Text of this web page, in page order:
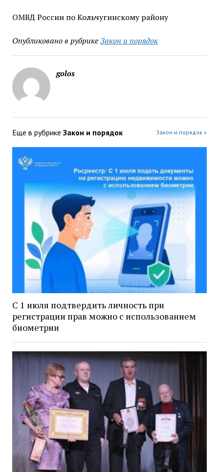
ОМВД России по Кольчугинскому району
Опубликовано в рубрикеЗакон и порядок
golos
Еще в рубрике Закон и порядок Закон и порядок »
С 1 июля подтвердить личность при
регистрации прав можно с использованием
биометрии